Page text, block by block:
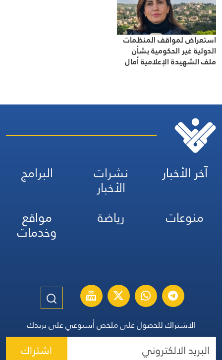
استعراض لمواقف المنظمات
الدولية غير الحكومية بشأن
ملف الشهيدة الإعلامية أمال
آخر الأخبار نشرات
الأخبار
البرامج
منوعات
رياضة مواقع
وخدمات
الاشتراك للحصول على ملخص أسبوعي على بريدك
اشتراك